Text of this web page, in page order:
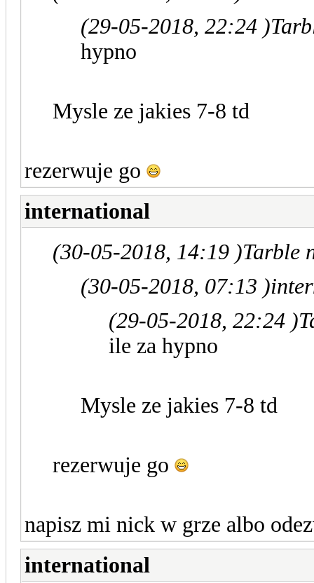
(29-05-2018, 22:24 )
hypno
Mysle ze jakies 7-8 td
rezerwuje go
international
(30-05-2018, 14:19 )Tarble
(30-05-2018, 07:13 )
(29-05-2018, 22:24 )
ile za hypno
Mysle ze jakies 7-8 td
rezerwuje go
napisz mi nick w grze albo
international